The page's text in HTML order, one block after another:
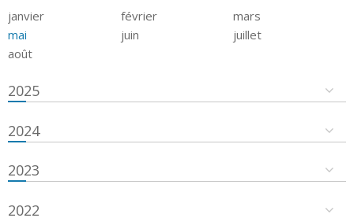
janvier février
mars
mai
juin
juillet
août
2025
2024
2023
2022